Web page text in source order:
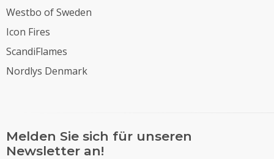
Westbo of Sweden
Icon Fires
ScandiFlames
Nordlys Denmark
Melden Sie sich für unseren
Newsletter an!